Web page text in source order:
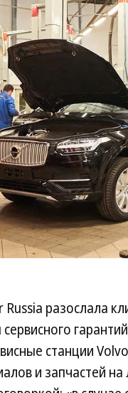
Russia разослала
станции
и запчастей